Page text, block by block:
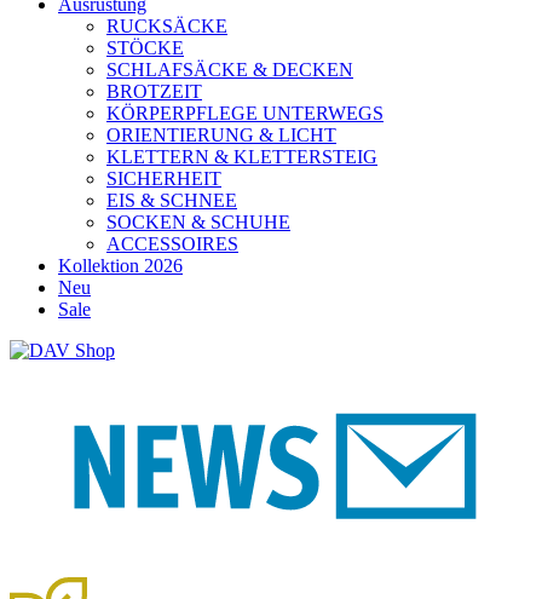
Ausrüstung
RUCKSÄCKE
STÖCKE
SCHLAFSÄCKE & DECKEN
BROTZEIT
KÖRPERPFLEGE UNTERWEGS
ORIENTIERUNG & LICHT
KLETTERN & KLETTERSTEIG
SICHERHEIT
EIS & SCHNEE
SOCKEN & SCHUHE
ACCESSOIRES
Kollektion 2026
Neu
Sale